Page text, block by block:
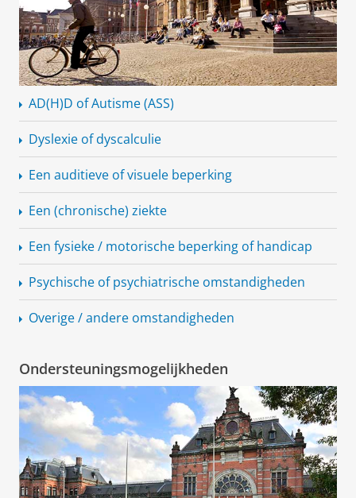
AD(H)D of Autisme (ASS)
Dyslexie of dyscalculie
Een auditieve of visuele beperking
Een (chronische) ziekte
Een fysieke / motorische beperking of handicap
Psychische of psychiatrische omstandigheden
Overige / andere omstandigheden
Ondersteuningsmogelijkheden